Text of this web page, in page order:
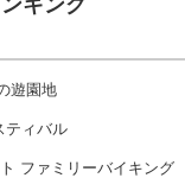
キング
遊園地
ティバル
ファミリーバイキング